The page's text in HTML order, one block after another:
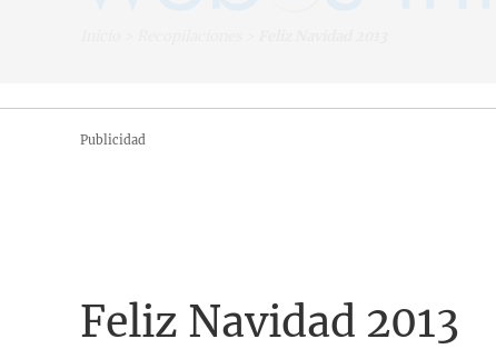
Publicidad
Feliz Navidad 2013